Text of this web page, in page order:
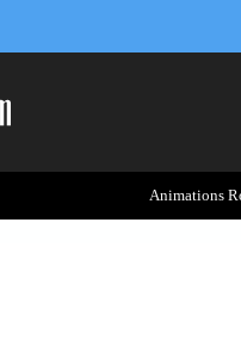
Animations